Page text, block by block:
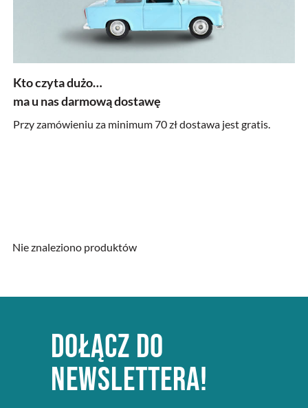
Kto czyta dużo…
ma u nas darmową dostawę
Przy zamówieniu za minimum 70 zł dostawa jest gratis.
Nie znaleziono produktów
DOŁĄCZ DO
NEWSLETTERA!